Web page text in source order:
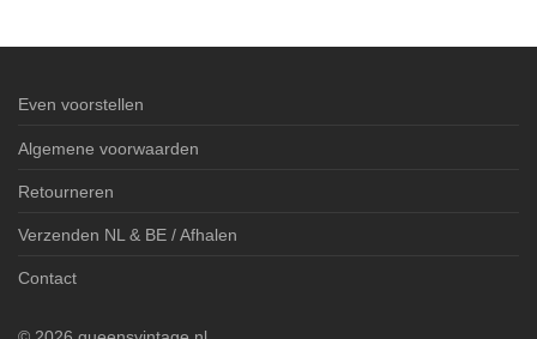
Even voorstellen
Algemene voorwaarden
Retourneren
Verzenden NL & BE / Afhalen
Contact